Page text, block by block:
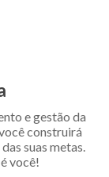
e gestão da
construirá
suas metas.
você!